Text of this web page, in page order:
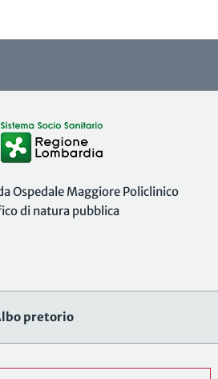
Ospedale Maggiore Policlinico
di natura pubblica
pretorio